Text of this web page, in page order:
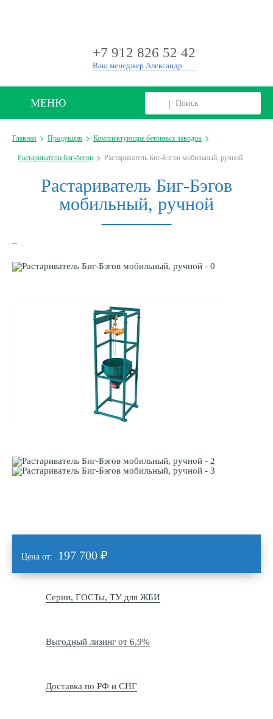
+7 912 826 52 42
Ваш менеджер Александр
МЕНЮ
Главная Продукция Комплектующие бетонных заводов
Растариватели биг-бегов Растариватель Биг-Бэгов мобильный, ручной
Растариватель Биг-Бэгов
мобильный, ручной
Цена от: 197 700 ₽
Серии, ГОСТы, ТУ для ЖБИ
Выгодный лизинг от 6,9%
Доставка по РФ и СНГ